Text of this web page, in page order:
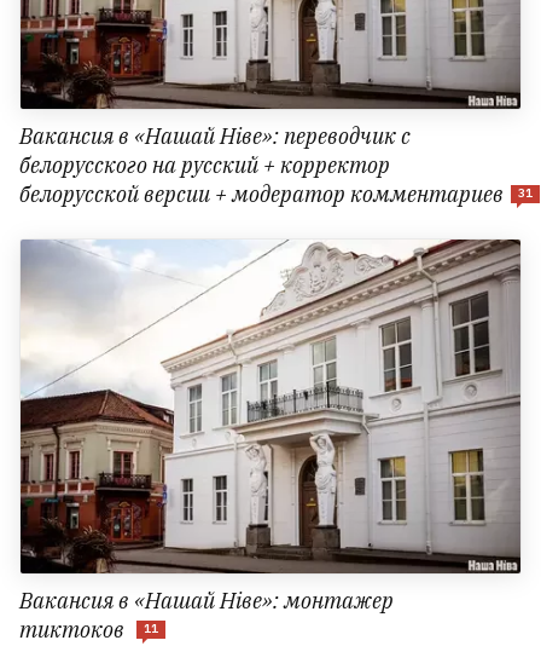
Вакансия в «Нашай Ніве»: переводчик с
белорусского на русский + корректор
белорусской версии + модератор комментариев
31
Вакансия в «Нашай Ніве»: монтажер
тиктоков
11